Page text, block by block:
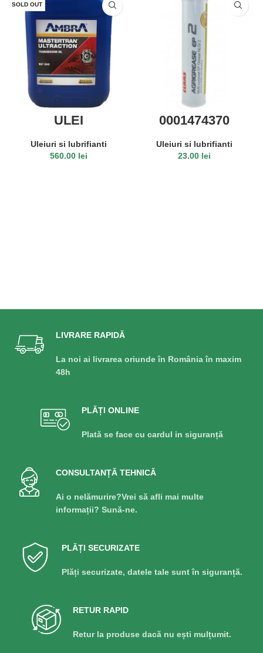
SOLD OUT
ULEI
AULIC NEW
HOLLAND AMBRA
MASTERTRAN
Uleiuri si lubrifianti
560.00 lei
0001474370
Agrigrease EP2
400G
Uleiuri si lubrifianti
23.00 lei
LIVRARE RAPIDĂ
La noi ai livrarea oriunde în România în maxim
48h
PLĂȚI ONLINE
Plată se face cu cardul in siguranță
CONSULTANȚĂ TEHNICĂ
Ai o nelămurire?Vrei să afli mai multe
informații? Sună-ne.
PLĂȚI SECURIZATE
Plăți securizate, datele tale sunt în siguranță.
RETUR RAPID
Retur la produse dacă nu ești mulțumit.